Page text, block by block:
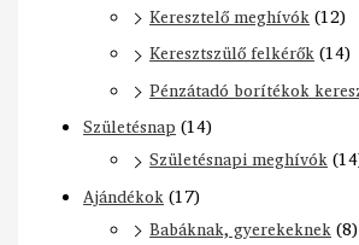
Keresztelő meghívók(12)
Keresztszülő felkérők(14)
Pénzátadó borítékok
Születésnap (14)
Születésnapi meghívók
Ajándékok(17)
Babáknak, gyerekeknek(8)